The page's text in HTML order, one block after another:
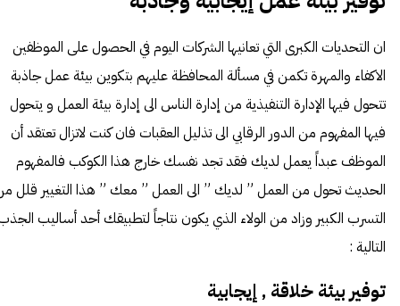
ان التحديات الكبرى التي تعانيها الشركات اليوم في الحصول على الموظفين
الاكفاء والمهرة تكمن في مسألة المحافظة عليهم بتكوين بيئة عمل جاذبة
تتحول فيها الإدارة التنفيذية من إدارة الناس الى إدارة بيئة العمل و يتحول
فيها المفهوم من الدور الرقابي الى تذليل العقبات فان كنت لاتزال تعتقد أن
الموظف عبداً يعمل لديك فقد تجد نفسك خارج هذا الكوكب فالمفهوم
الحديث تحول من العمل ” لديك ” الى العمل ” معك ” هذا التغيير قلل
التسرب الكبير وزاد من الولاء الذي يكون نتاجاً لتطبيقك أحد أساليب
التالية :
توفير بيئة خلاقة , إيجابية